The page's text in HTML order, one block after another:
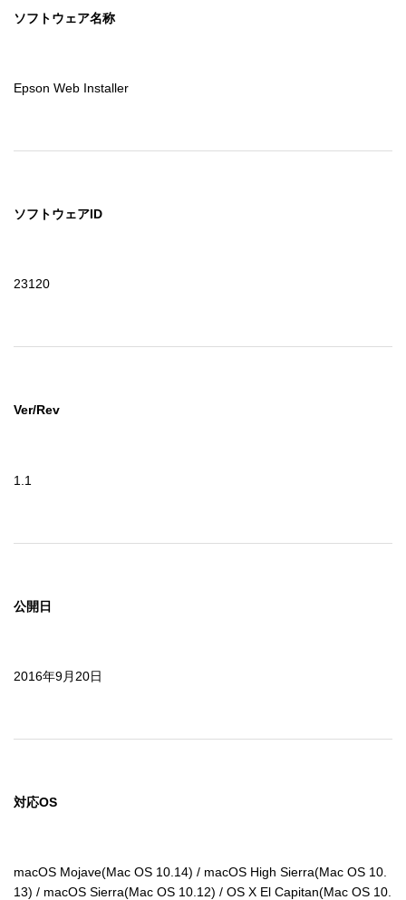
ソフトウェア名称
Epson Web Installer
ソフトウェアID
23120
Ver/Rev
1.1
公開日
2016年9月20日
対応OS
macOS Mojave(Mac OS 10.14) / macOS High Sierra(Mac OS 10.
13) / macOS Sierra(Mac OS 10.12) / OS X El Capitan(Mac OS 10.